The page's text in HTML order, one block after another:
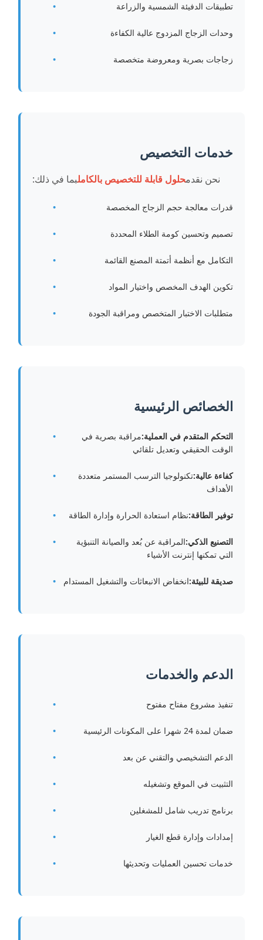
تطبيقات الدفيئة الشمسية والزراعة
وحدات الزجاج المزدوج عالية الكفاءة
زجاجات بصرية ومعروضة متخصصة
خدمات التخصيص
نحن نقدمحلول قابلة للتخصيص بالكاملبما في ذلك:
قدرات معالجة حجم الزجاج المخصصة
تصميم وتحسين كومة الطلاء المحددة
التكامل مع أنظمة أتمتة المصنع القائمة
تكوين الهدف المخصص واختيار المواد
متطلبات الاختبار المتخصص ومراقبة الجودة
الخصائص الرئيسية
التحكم المتقدم في العملية:مراقبة بصرية في
الوقت الحقيقي وتعديل تلقائي
كفاءة عالية:تكنولوجيا الترسب المستمر متعددة
الأهداف
توفير الطاقة:نظام استعادة الحرارة وإدارة الطاقة
التصنيع الذكي:المراقبة عن بُعد والصيانة التنبؤية
التي تمكنها إنترنت الأشياء
صديقة للبيئة:انخفاض الانبعاثات والتشغيل المستدام
الدعم والخدمات
تنفيذ مشروع مفتاح مفتوح
ضمان لمدة 24 شهرا على المكونات الرئيسية
الدعم التشخيصي والتقني عن بعد
التثبيت في الموقع وتشغيله
برنامج تدريب شامل للمشغلين
إمدادات وإدارة قطع الغيار
خدمات تحسين العمليات وتحديثها